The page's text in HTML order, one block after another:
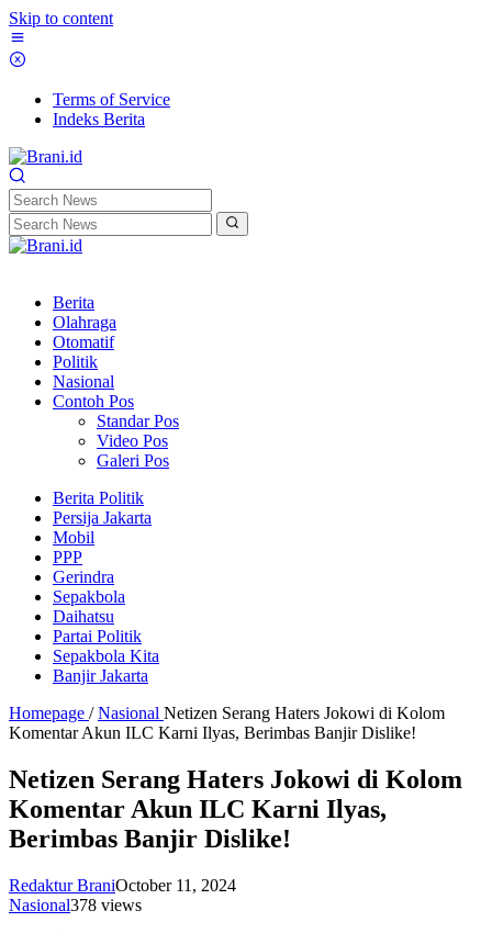
Skip to content
Terms of Service
Indeks Berita
Berita
Olahraga
Otomatif
Politik
Nasional
Contoh Pos
Standar Pos
Video Pos
Galeri Pos
Berita Politik
Persija Jakarta
Mobil
PPP
Gerindra
Sepakbola
Daihatsu
Partai Politik
Sepakbola Kita
Banjir Jakarta
Homepage / Nasional Netizen Serang Haters Jokowi di Kolom
Komentar Akun ILC Karni Ilyas, Berimbas Banjir Dislike!
Netizen Serang Haters Jokowi di Kolom
Komentar Akun ILC Karni Ilyas,
Berimbas Banjir Dislike!
Redaktur BraniOctober 11, 2024
Nasional378 views